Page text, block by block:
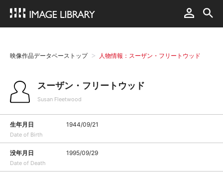
映像作品データベーストップ 人物情報：スーザン・フリートウッド
スーザン・フリートウッド
Susan Fleetwood
生年月日
Date of Birth
1944/09/21
没年月日
Date of Death
1995/09/29